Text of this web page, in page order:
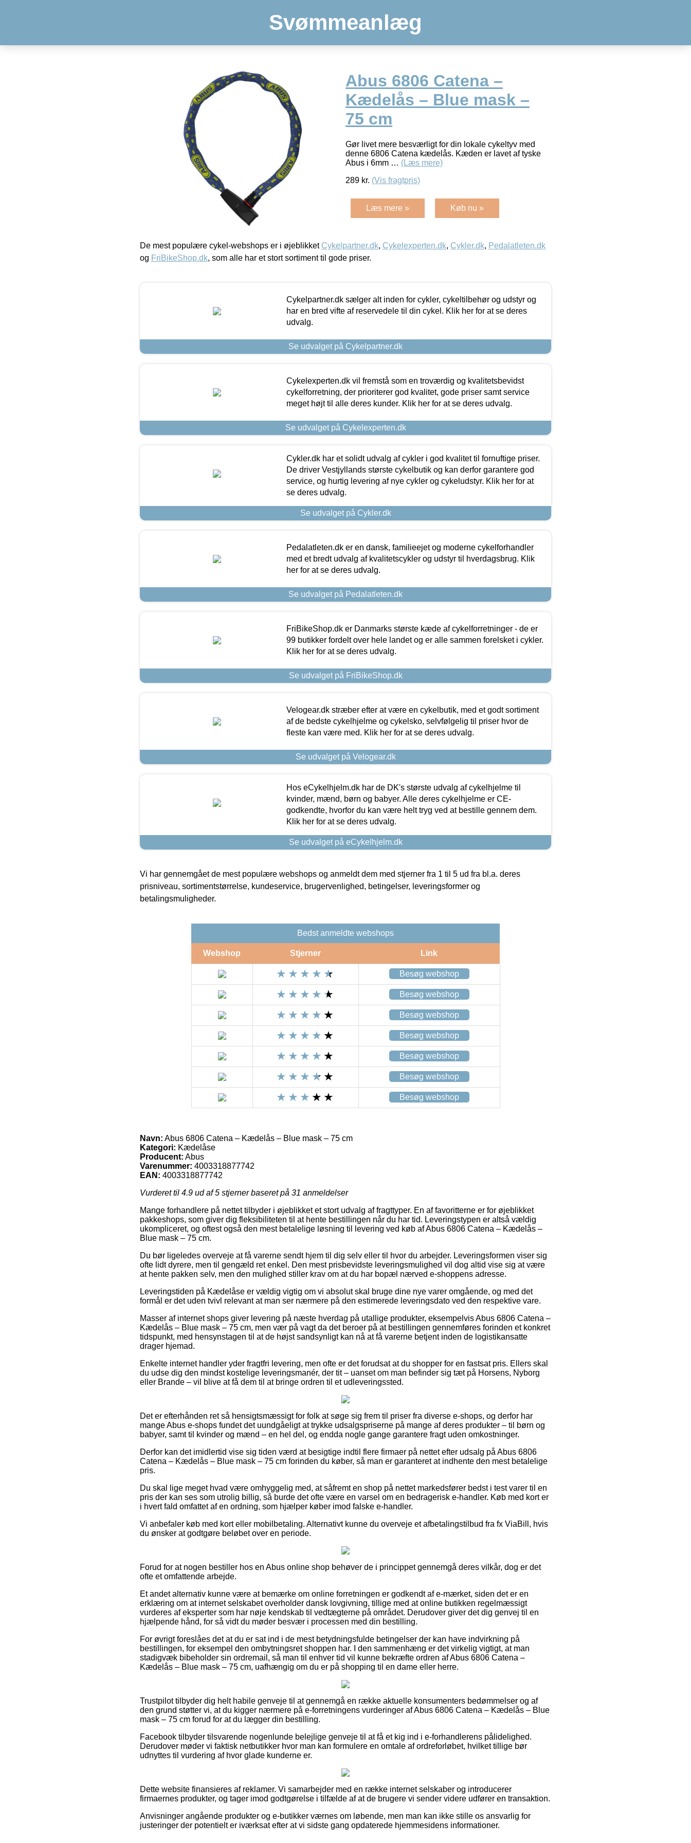
Svømmeanlæg
Abus 6806 Catena –
Kædelås – Blue mask –
75 cm
Gør livet mere besværligt for din lokale cykeltyv med
denne 6806 Catena kædelås. Kæden er lavet af tyske
Abus i 6mm … (Læs mere)
289 kr. (Vis fragtpris)
Læs mere » Køb nu »
De mest populære cykel-webshops er i øjeblikket Cykelpartner.dk, Cykelexperten.dk, Cykler.dk, Pedalatleten.dk
og FriBikeShop.dk, som alle har et stort sortiment til gode priser.
Cykelpartner.dk sælger alt inden for cykler, cykeltilbehør og udstyr og
har en bred vifte af reservedele til din cykel. Klik her for at se deres
udvalg.
Se udvalget på Cykelpartner.dk
Cykelexperten.dk vil fremstå som en troværdig og kvalitetsbevidst
cykelforretning, der prioriterer god kvalitet, gode priser samt service
meget højt til alle deres kunder. Klik her for at se deres udvalg.
Se udvalget på Cykelexperten.dk
Cykler.dk har et solidt udvalg af cykler i god kvalitet til fornuftige priser.
De driver Vestjyllands største cykelbutik og kan derfor garantere god
service, og hurtig levering af nye cykler og cykeludstyr. Klik her for at
se deres udvalg.
Se udvalget på Cykler.dk
Pedalatleten.dk er en dansk, familieejet og moderne cykelforhandler
med et bredt udvalg af kvalitetscykler og udstyr til hverdagsbrug. Klik
her for at se deres udvalg.
Se udvalget på Pedalatleten.dk
FriBikeShop.dk er Danmarks største kæde af cykelforretninger - de er
99 butikker fordelt over hele landet og er alle sammen forelsket i cykler.
Klik her for at se deres udvalg.
Se udvalget på FriBikeShop.dk
Velogear.dk stræber efter at være en cykelbutik, med et godt sortiment
af de bedste cykelhjelme og cykelsko, selvfølgelig til priser hvor de
fleste kan være med. Klik her for at se deres udvalg.
Se udvalget på Velogear.dk
Hos eCykelhjelm.dk har de DK's største udvalg af cykelhjelme til
kvinder, mænd, børn og babyer. Alle deres cykelhjelme er CE-
godkendte, hvorfor du kan være helt tryg ved at bestille gennem dem.
Klik her for at se deres udvalg.
Se udvalget på eCykelhjelm.dk
Vi har gennemgået de mest populære webshops og anmeldt dem med stjerner fra 1 til 5 ud fra bl.a. deres
prisniveau, sortimentstørrelse, kundeservice, brugervenlighed, betingelser, leveringsformer og
betalingsmuligheder.
Bedst anmeldte webshops
Webshop Stjerner Link
Besøg webshop
Besøg webshop
Besøg webshop
Besøg webshop
Besøg webshop
Besøg webshop
Besøg webshop
Navn: Abus 6806 Catena – Kædelås – Blue mask – 75 cm
Kategori: Kædelåse
Producent: Abus
Varenummer: 4003318877742
EAN: 4003318877742
Vurderet til 4.9 ud af 5 stjerner baseret på 31 anmeldelser
Mange forhandlere på nettet tilbyder i øjeblikket et stort udvalg af fragttyper. En af favoritterne er for øjeblikket
pakkeshops, som giver dig fleksibiliteten til at hente bestillingen når du har tid. Leveringstypen er altså vældig
ukompliceret, og oftest også den mest betalelige løsning til levering ved køb af Abus 6806 Catena – Kædelås –
Blue mask – 75 cm.
Du bør ligeledes overveje at få varerne sendt hjem til dig selv eller til hvor du arbejder. Leveringsformen viser sig
ofte lidt dyrere, men til gengæld ret enkel. Den mest prisbevidste leveringsmulighed vil dog altid vise sig at være
at hente pakken selv, men den mulighed stiller krav om at du har bopæl nærved e-shoppens adresse.
Leveringstiden på Kædelåse er vældig vigtig om vi absolut skal bruge dine nye varer omgående, og med det
formål er det uden tvivl relevant at man ser nærmere på den estimerede leveringsdato ved den respektive vare.
Masser af internet shops giver levering på næste hverdag på utallige produkter, eksempelvis Abus 6806 Catena –
Kædelås – Blue mask – 75 cm, men vær på vagt da det beroer på at bestillingen gennemføres forinden et konkret
tidspunkt, med hensynstagen til at de højst sandsynligt kan nå at få varerne betjent inden de logistikansatte
drager hjemad.
Enkelte internet handler yder fragtfri levering, men ofte er det forudsat at du shopper for en fastsat pris. Ellers skal
du udse dig den mindst kostelige leveringsmanér, der tit – uanset om man befinder sig tæt på Horsens, Nyborg
eller Brande – vil blive at få dem til at bringe ordren til et udleveringssted.
Det er efterhånden ret så hensigtsmæssigt for folk at søge sig frem til priser fra diverse e-shops, og derfor har
mange Abus e-shops fundet det uundgåeligt at trykke udsalgspriserne på mange af deres produkter – til børn og
babyer, samt til kvinder og mænd – en hel del, og endda nogle gange garantere fragt uden omkostninger.
Derfor kan det imidlertid vise sig tiden værd at besigtige indtil flere firmaer på nettet efter udsalg på Abus 6806
Catena – Kædelås – Blue mask – 75 cm forinden du køber, så man er garanteret at indhente den mest betalelige
pris.
Du skal lige meget hvad være omhyggelig med, at såfremt en shop på nettet markedsfører bedst i test varer til en
pris der kan ses som utrolig billig, så burde det ofte være en varsel om en bedragerisk e-handler. Køb med kort er
i hvert fald omfattet af en ordning, som hjælper køber imod falske e-handler.
Vi anbefaler køb med kort eller mobilbetaling. Alternativt kunne du overveje et afbetalingstilbud fra fx ViaBill, hvis
du ønsker at godtgøre beløbet over en periode.
Forud for at nogen bestiller hos en Abus online shop behøver de i princippet gennemgå deres vilkår, dog er det
ofte et omfattende arbejde.
Et andet alternativ kunne være at bemærke om online forretningen er godkendt af e-mærket, siden det er en
erklæring om at internet selskabet overholder dansk lovgivning, tillige med at online butikken regelmæssigt
vurderes af eksperter som har nøje kendskab til vedtægterne på området. Derudover giver det dig genvej til en
hjælpende hånd, for så vidt du møder besvær i processen med din bestilling.
For øvrigt foreslåes det at du er sat ind i de mest betydningsfulde betingelser der kan have indvirkning på
bestillingen, for eksempel den ombytningsret shoppen har. I den sammenhæng er det virkelig vigtigt, at man
stadigvæk bibeholder sin ordremail, så man til enhver tid vil kunne bekræfte ordren af Abus 6806 Catena –
Kædelås – Blue mask – 75 cm, uafhængig om du er på shopping til en dame eller herre.
Trustpilot tilbyder dig helt habile genveje til at gennemgå en række aktuelle konsumenters bedømmelser og af
den grund støtter vi, at du kigger nærmere på e-forretningens vurderinger af Abus 6806 Catena – Kædelås – Blue
mask – 75 cm forud for at du lægger din bestilling.
Facebook tilbyder tilsvarende nogenlunde belejlige genveje til at få et kig ind i e-forhandlerens pålidelighed.
Derudover møder vi faktisk netbutikker hvor man kan formulere en omtale af ordreforløbet, hvilket tillige bør
udnyttes til vurdering af hvor glade kunderne er.
Dette website finansieres af reklamer. Vi samarbejder med en række internet selskaber og introducerer
firmaernes produkter, og tager imod godtgørelse i tilfælde af at de brugere vi sender videre udfører en transaktion.
Anvisninger angående produkter og e-butikker værnes om løbende, men man kan ikke stille os ansvarlig for
justeringer der potentielt er iværksat efter at vi sidste gang opdaterede hjemmesidens informationer.